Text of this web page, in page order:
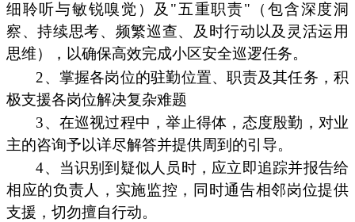
细聆听与敏锐嗅觉）及"五重职责"（包含深度洞
察、持续思考、频繁巡查、及时行动以及灵活运用
思维），以确保高效完成小区安全巡逻任务。
2、掌握各岗位的驻勤位置、职责及其任务，积
极支援各岗位解决复杂难题
3、在巡视过程中，举止得体，态度殷勤，对业
主的咨询予以详尽解答并提供周到的引导。
4、当识别到疑似人员时，应立即追踪并报告给
相应的负责人，实施监控，同时通告相邻岗位提供
支援，切勿擅自行动。